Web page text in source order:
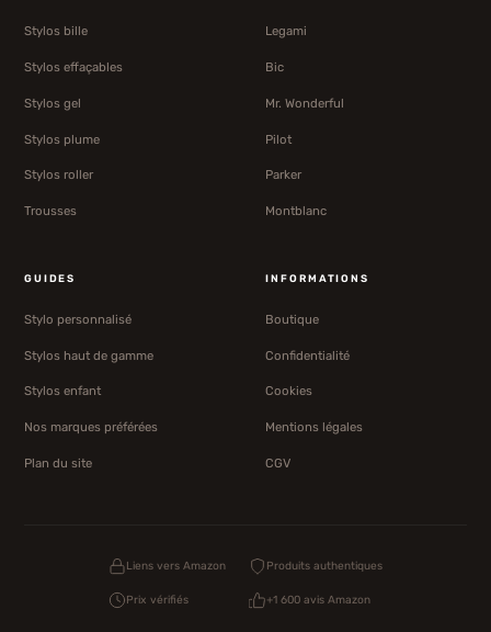
Stylos bille
Stylos effaçables
Stylos gel
Stylos plume
Stylos roller
Trousses
Legami
Bic
Mr. Wonderful
Pilot
Parker
Montblanc
GUIDES
Stylo personnalisé
Stylos haut de gamme
Stylos enfant
Nos marques préférées
Plan du site
INFORMATIONS
Boutique
Confidentialité
Cookies
Mentions légales
CGV
Liens vers Amazon Produits authentiques
Prix vérifiés +1 600 avis Amazon